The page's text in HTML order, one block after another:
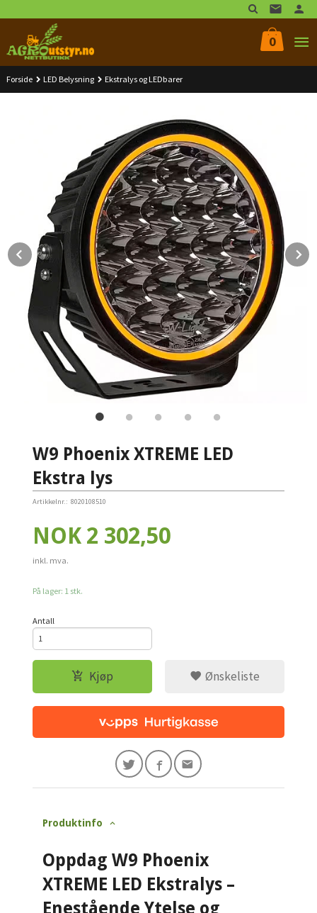
til
innholdet
0
Forside LED Belysning Ekstralys og LEDbarer
Prev
W9 Phoenix XTREME LED
Ekstra lys
Artikkelnr.: 8020108510
Pris
NOK 2 302,50
inkl. mva.
På lager: 1 stk.
Antall
Kjøp Ønskeliste
Produktinfo
Oppdag W9 Phoenix
XTREME LED Ekstralys –
Enestående Ytelse og